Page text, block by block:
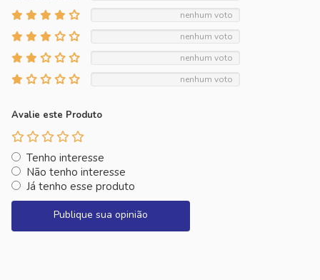
nenhum voto
nenhum voto
nenhum voto
nenhum voto
Avalie este Produto
Tenho interesse
Não tenho interesse
Já tenho esse produto
Publique sua opinião